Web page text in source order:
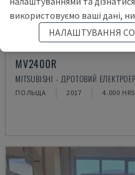
MV2400R
MITSUBISHI - ДРОТОВИЙ
ПОЛЬЩА 2017 4.000 HRS
використовуємо ваші дані,
НАЛАШТУВАННЯ